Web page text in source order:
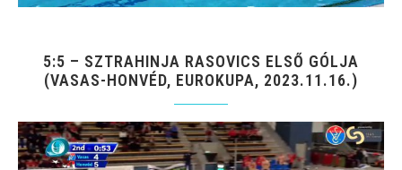
5:5 – SZTRAHINJA RASOVICS ELSŐ GÓLJA
(VASAS-HONVÉD, EUROKUPA, 2023.11.16.)